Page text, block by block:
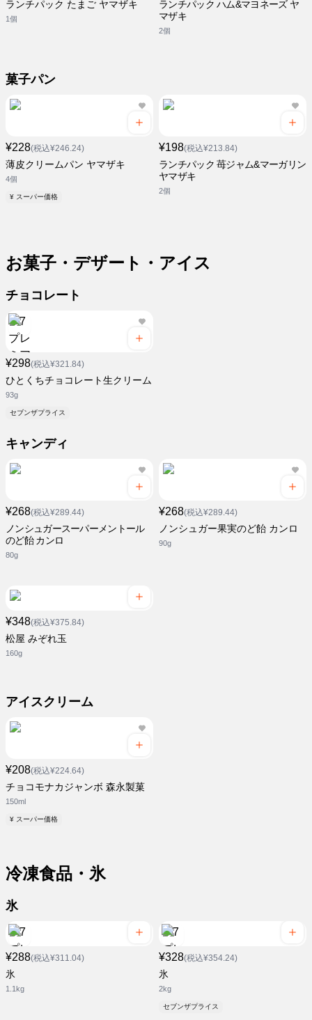
ランチパック たまご ヤマザキ
1個
ランチパック ハム&マヨネーズ ヤ
マザキ
2個
菓子パン
¥228(税込¥246.24)
薄皮クリームパン ヤマザキ
4個
¥ スーパー価格
¥198(税込¥213.84)
ランチパック 苺ジャム&マーガリン
ヤマザキ
2個
お菓子・デザート・アイス
チョコレート
¥298(税込¥321.84)
ひとくちチョコレート生クリーム
93g
セブンザプライス
キャンディ
¥268(税込¥289.44)
ノンシュガースーパーメントール
のど飴 カンロ
80g
¥268(税込¥289.44)
ノンシュガー果実のど飴 カンロ
90g
¥348(税込¥375.84)
松屋 みぞれ玉
160g
アイスクリーム
¥208(税込¥224.64)
チョコモナカジャンボ 森永製菓
150ml
¥ スーパー価格
冷凍食品・氷
氷
¥288(税込¥311.04)
氷
1.1kg
¥328(税込¥354.24)
氷
2kg
セブンザプライス